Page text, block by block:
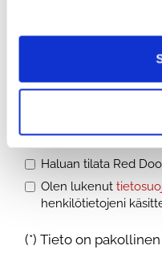
Haluan tilata Red
Olen lukenut
henkilötietojeni
(*) Tieto on pakollinen